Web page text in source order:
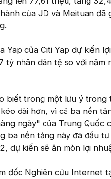
của JD và Meituan đã
Yap của Citi Yap dự kiến
tỷ nhân dân tệ so với năm
biết trong một lưu ý
dài hơn, vì cả ba nền
ngày" của Trung Quốc
ba nền tảng này đã đầu
dự kiến sẽ ăn mòn lợi
đốc Nghiên cứu Internet